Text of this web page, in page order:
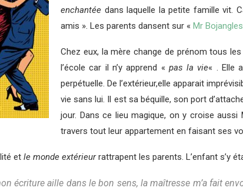
enchantée dans laquelle la petite famille vit.
amis ». Les parents dansent sur « Mr Bojangles
Chez eux, la mère change de prénom tous
l’école car il n’y apprend « pas la vie« . Elle
perpétuelle. De l’extérieur,elle apparait
vie sans lui. Il est sa béquille, son port
jour. Dans ce lieu magique, on y croise aussi
travers tout leur appartement en faisant ses
et le monde extérieurrattrapent les parents. L’enfant s’y
écriture aille dans le bon sens, la maîtresse m’a fait